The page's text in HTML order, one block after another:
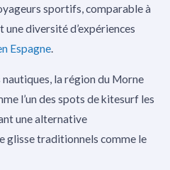
sportifs, comparable à
diversité d’expériences
Espagne
la région du Morne
l’un des spots de kitesurf les
une alternative
glisse traditionnels comme le